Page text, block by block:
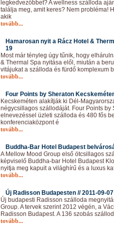
legkedvezőbbet? A wellness szálloda
találja meg, amit keres? Nem probléma!
akik
tovább...
Hamarosan nyit a Rácz Hotel &
19
Most már tényleg úgy tűnik, hogy
& Thermal Spa nyitása elől, miután a
vitájukat a szálloda és fürdő komplexum
tovább...
Four Points by Sheraton
Kecskeméten alakítják ki Dél-
négycsillagos szállodáját. Four Points by
elnevezéssel üzleti szálloda és 480 fős
konferenciaközpont é
tovább...
Buddha-Bar Hotel Budapest
A Mellow Mood Group első ötcsillagos
képviselő Buddha-bar Hotel Budapest
nyitja meg kapuit a világhírű és a luxus
tovább...
Új Radisson Budapesten //2011-09-07
Új budapesti Radisson szálloda
Group. A tervek szerint 2012 végén, a
Radisson Budapest. A 136 szobás
tovább...